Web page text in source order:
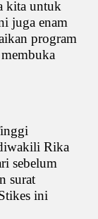
kita untuk
juga enam
program
Rika
sebelum
surat
ini